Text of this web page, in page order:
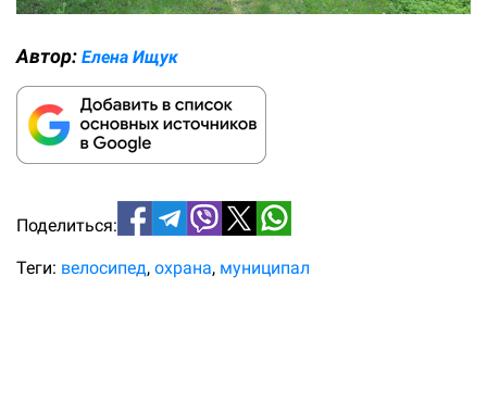
Автор: Елена Ищук
Поделиться:
Теги: велосипед охрана муниципал